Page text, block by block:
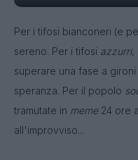
Per i tifosi bianconeri (e
sereno. Per i tifosi azzurri,
superare una fase a
speranza. Per il popolo
tramutate in meme24 ore
all'improvviso...